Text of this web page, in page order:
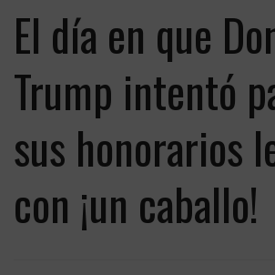
El día en que
Trump intentó
sus honorarios
con ¡un caballo!